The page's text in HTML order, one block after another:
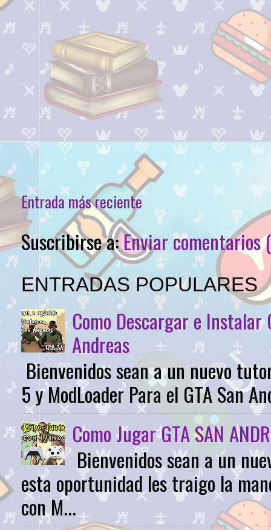
Entrada más reciente
Suscribirse a:Enviar comentarios
ENTRADAS POPULARES
Como Descargar e Instalar
Andreas
Bienvenidos sean a un nuevo
5 y ModLoader Para el GTA San
Como Jugar GTA SAN
Bienvenidos sean a un
esta oportunidad les traigo la
con M...